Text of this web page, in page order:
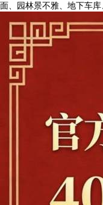
面、园林景不雅、地下车